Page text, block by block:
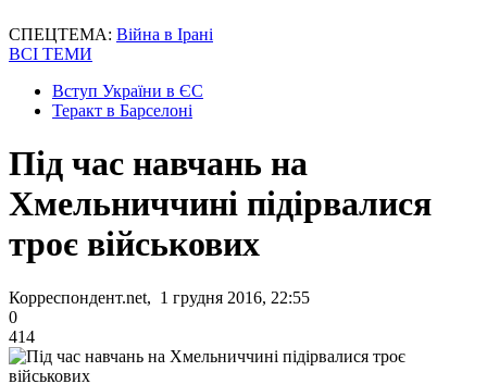
СПЕЦТЕМА: Війна в Ірані
ВСІ ТЕМИ
Вступ України в ЄС
Теракт в Барселоні
Під час навчань на
Хмельниччині підірвалися
троє військових
Корреспондент.net, 1 грудня 2016, 22:55
0
414